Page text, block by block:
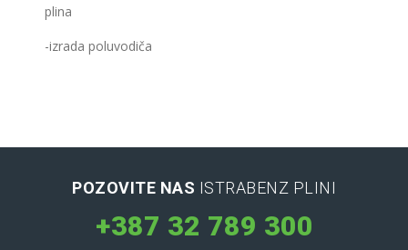
plina
-izrada poluvodiča
POZOVITE NAS ISTRABENZ PLINI
+387 32 789 300